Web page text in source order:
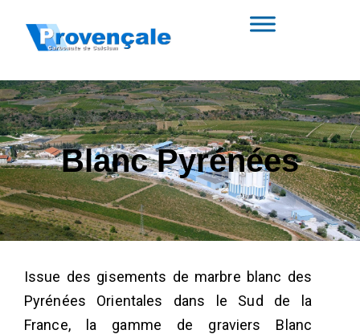
Blanc Pyrénées
Issue des gisements de marbre blanc des
Pyrénées Orientales dans le Sud de la
France, la gamme de graviers Blanc